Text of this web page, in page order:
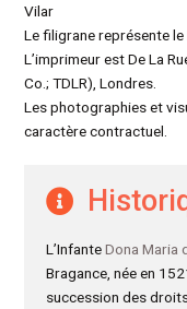
Vilar
Le filigrane représente le
L’imprimeur est De La
Co.; TDLR), Londres.
Les photographies et
caractère contractuel.
L’InfanteDona Maria
Bragance, née en
succession des